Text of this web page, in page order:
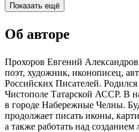
Показать ещё
Об авторе
Прохоров Евгений
поэт, художник, иконописец,
Российских Писателей. Родился
Чистополе Татарской АССР. В
в городе Набережные Челны.
продолжает писать иконы,
а также работать над